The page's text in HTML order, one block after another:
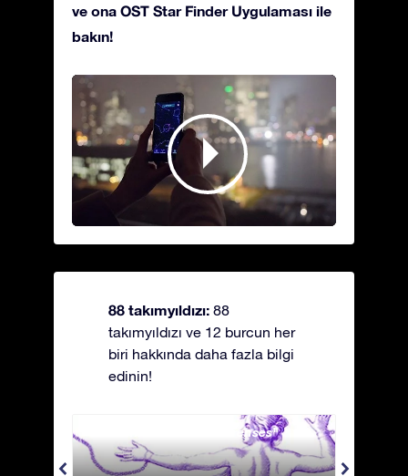
ve ona OST Star Finder Uygulaması ile
bakın!
88 takımyıldızı: 88
takımyıldızı ve 12 burcun her
biri hakkında daha fazla bilgi
edinin!
Andromeda - Zincirli Prenses